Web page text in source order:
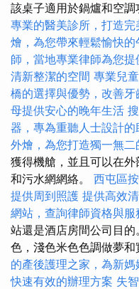
該桌子適用於鍋爐和空調
專業的醫美診所，打造完
燴，為您帶來輕鬆愉快的
師，當地專業律師為您
清新整潔的空間 專業兒
橋的選擇與優勢，改善牙
母提供安心的晚年生活
器，專為重聽人士設計
外燴，為您打造獨一無二
獲得機艙，並且可以在
和污水網網絡。 西屯區
提供周到照護 提供高效
網站，查詢律師資格與服
站還是酒店房間公司目
色，淺色米色色調做夢和
的產後護理之家，為新
快速有效的辦理方案 失